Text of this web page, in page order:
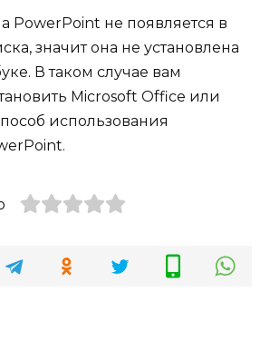
PowerPoint не появляется в
значит она не установлена
В таком случае вам
Microsoft Office или
использования